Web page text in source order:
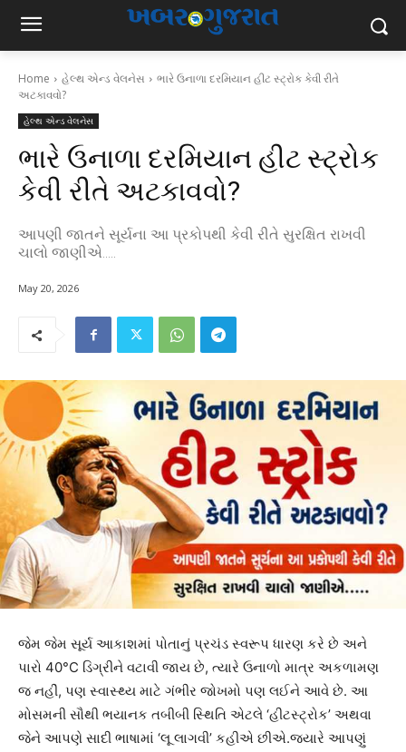
Home હેલ્થ એન્ડ વેલનેસ
ભારે ઉનાળા દરમિયાન હીટ સ્ટ્રોક કેવી રીતે
અટકાવવો?
હેલ્થ એન્ડ વેલનેસ
ભારે ઉનાળા દરમિયાન હીટ સ્ટ્રોક
કેવી રીતે અટકાવવો?
આપણી જાતને સૂર્યના આ પ્રકોપથી કેવી રીતે સુરક્ષિત રાખવી
ચાલો જાણીએ.....
May 20, 2026
જેમ જેમ સૂર્ય આકાશમાં પોતાનું પ્રચંડ સ્વરૂપ ધારણ કરે છે અને
પારો 40°C ડિગ્રીને વટાવી જાય છે, ત્યારે ઉનાળો માત્ર અકળામણ
જ નહીં, પણ સ્વાસ્થ્ય માટે ગંભીર જોખમો પણ લઈને આવે છે. આ
મોસમની સૌથી ભયાનક તબીબી સ્થિતિ એટલે ‘હીટસ્ટ્રોક’ અથવા
જેને આપણે સાદી ભાષામાં ‘લૂ લાગવી’ કહીએ છીએ.જ્યારે આપણું